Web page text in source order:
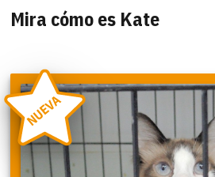
Mira cómo es Kate
NUEVA